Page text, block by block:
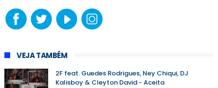
VEJA TAMBÉM
2F feat. Guedes Rodrigues, Ney Chiqui, DJ
Kalisboy & Cleyton David - Aceita